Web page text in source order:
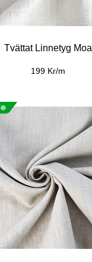
Tvättat Linnetyg Moa
199 Kr/m